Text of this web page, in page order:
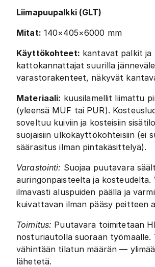
Liimapuupalkki (GLT)
Mitat: 140×405×6000 mm
Käyttökohteet: kantavat palkit ja
kattokannattajat suurilla
varastorakenteet, näkyvät
Materiaali: kuusilamellit liimattu
(yleensä MUF tai PUR).
soveltuu kuiviin ja kosteisiin
suojaisiin ulkokäyttökohteisiin (ei
säärasitus ilman pintakäsittelyä).
Varastointi: Suojaa puutavara
auringonpaisteelta ja kosteudelta.
ilmavasti aluspuiden päällä ja
kuivattavan ilman pääsy peitteen
Toimitus: Puutavara toimitetaan
nosturiautolla suoraan työmaalle.
vähintään tilatun määrän —
lähetetä.